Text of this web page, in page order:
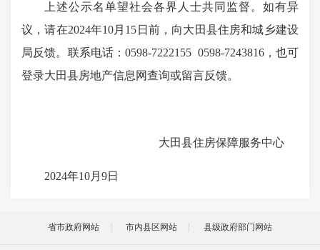
上述公示名单望社会各界人士共同监督。如有异
议，请在2024年10月15日前，向大田县住房和城乡建设
局反馈。联系电话：0598-7222155 0598-7243816，也可
登录大田县房地产信息网查询或留言反馈。
大田县住房保障服务中心
2024年10月9日
省市政府网站 市内县区网站 县级政府部门网站